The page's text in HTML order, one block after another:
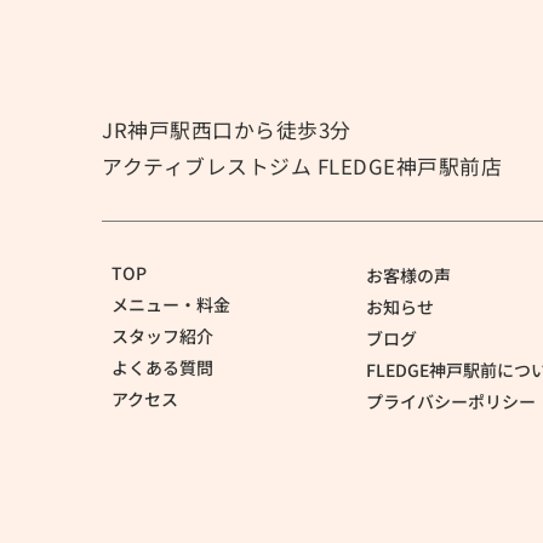
りも「身体の中身」を見てみ
ませんか？
JR神戸駅西口から徒歩3分
アクティブレストジム FLEDGE神戸駅前店
TOP
メニュー・料金
スタッフ紹介
よくある質問
アクセス
お客様の声
お知らせ
ブログ
FLEDGE神戸駅前につ
プライバシーポリシー